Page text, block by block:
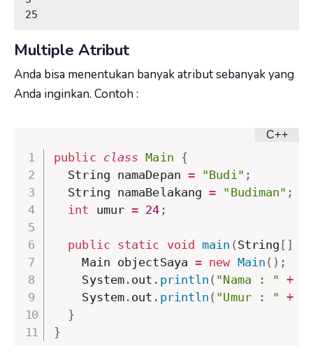
25
Multiple Atribut
Anda bisa menentukan banyak atribut sebanyak yang
Anda inginkan. Contoh :
public class Main {
  String namaDepan
= "Budi" ;
  String namaBelakang
= "Budiman" ;
int umur = 24 ;
public static void main ( String [ ]
    Main objectSaya
= new Main ( ) ;
    System
. out . println ( "Nama : " +
    System
. out . println ( "Umur : " +
}
}